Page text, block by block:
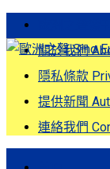
關於我們
隱私條款
提供新聞
連絡我們